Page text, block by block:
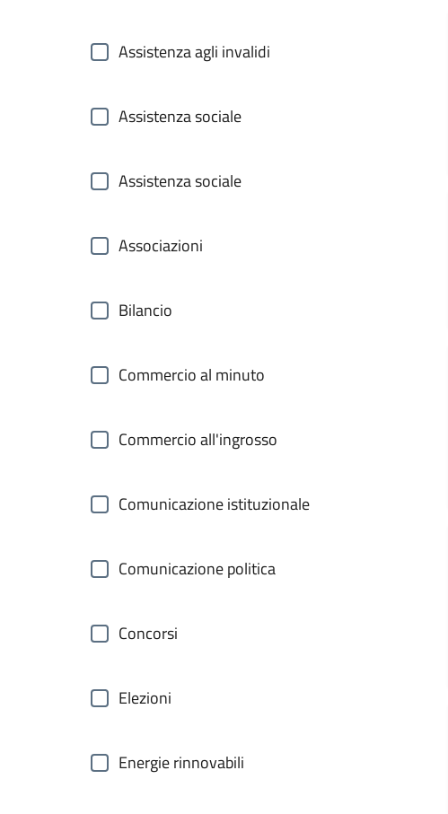
Assistenza agli invalidi
Assistenza sociale
Assistenza sociale
Associazioni
Bilancio
Commercio al minuto
Commercio all'ingrosso
Comunicazione istituzionale
Comunicazione politica
Concorsi
Elezioni
Energie rinnovabili